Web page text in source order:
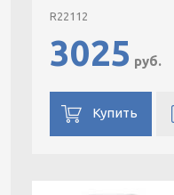
R22112
3025 руб.
Купить